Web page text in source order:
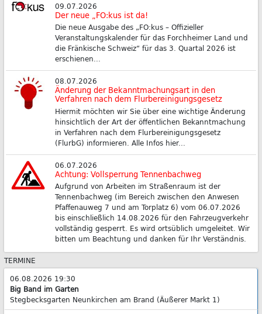
09.07.2026
Der neue „FO:kus ist da!
Die neue Ausgabe des „FO:kus – Offizieller
Veranstaltungskalender für das Forchheimer Land und
die Fränkische Schweiz“ für das 3. Quartal 2026 ist
erschienen...
08.07.2026
Änderung der Bekanntmachungsart in den
Verfahren nach dem Flurbereinigungsgesetz
Hiermit möchten wir Sie über eine wichtige Änderung
hinsichtlich der Art der öffentlichen Bekanntmachung
in Verfahren nach dem Flurbereinigungsgesetz
(FlurbG) informieren. Alle Infos hier...
06.07.2026
Achtung: Vollsperrung Tennenbachweg
Aufgrund von Arbeiten im Straßenraum ist der
Tennenbachweg (im Bereich zwischen den Anwesen
Pfaffenauweg 7 und am Torplatz 6) vom 06.07.2026
bis einschließlich 14.08.2026 für den Fahrzeugverkehr
vollständig gesperrt. Es wird ortsüblich umgeleitet. Wir
bitten um Beachtung und danken für Ihr Verständnis.
TERMINE
06.08.2026 19:30
Big Band im Garten
Stegbecksgarten Neunkirchen am Brand (Äußerer Markt 1)